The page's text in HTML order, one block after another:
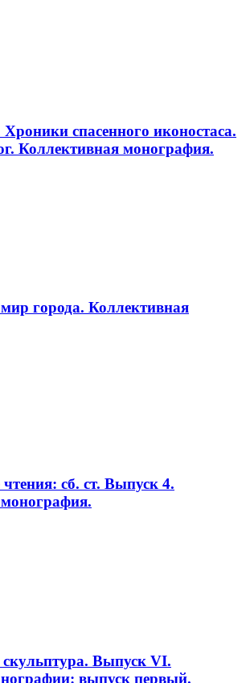
спасенного иконостаса.
Коллективная монография.
города. Коллективная
сб. ст. Выпуск 4.
скульптура. Выпуск VI.
выпуск первый.